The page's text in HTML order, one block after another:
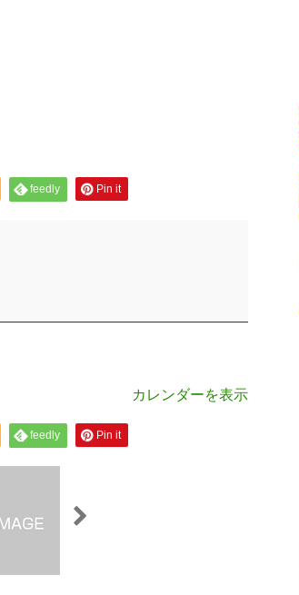
feedly Pin it
カレンダーを表示
feedly Pin it